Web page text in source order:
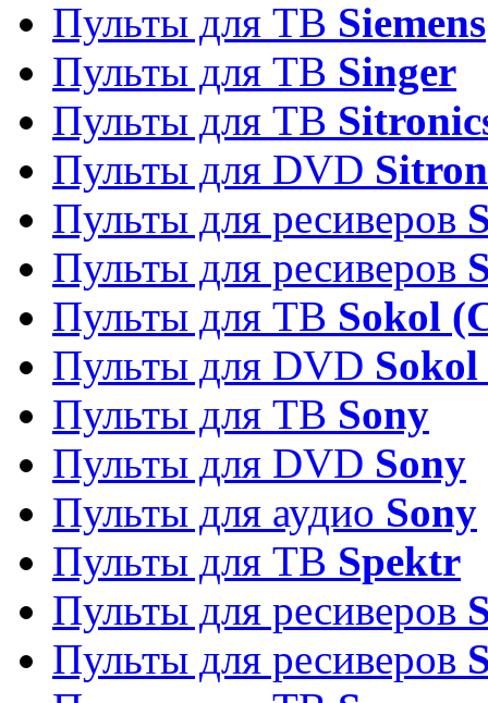
Пульты для ТВ Siemens
Пульты для ТВ Singer
Пульты для ТВ
Пульты для DVD
Пульты для ресиверов
Пульты для ресиверов
Пульты для ТВ Sokol
Пульты для DVD
Пульты для ТВ Sony
Пульты для DVD Sony
Пульты для аудио Sony
Пульты для ТВ Spektr
Пульты для ресиверов
Пульты для ресиверов